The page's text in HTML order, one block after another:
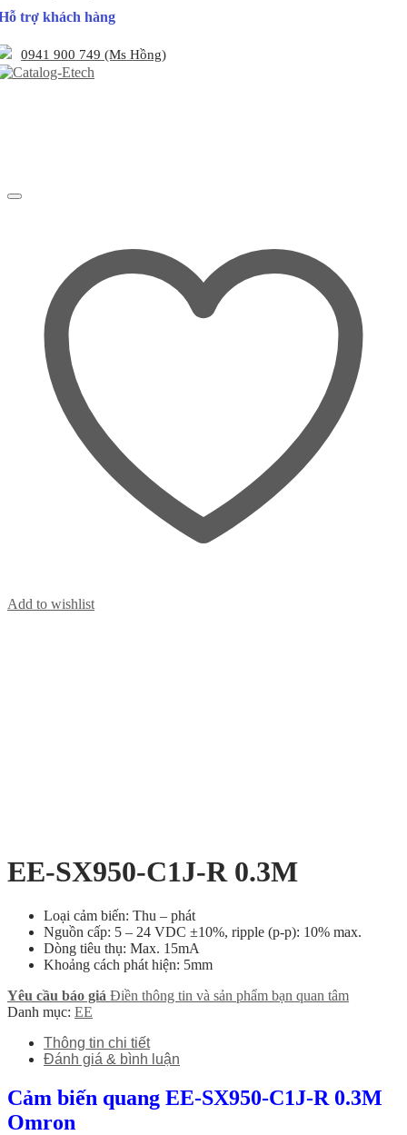
trợ khách hàng
0941 900 749 (Ms Hồng)
Add to wishlist
EE-SX950-C1J-R 0.3M
Loại cảm biến: Thu – phát
Nguồn cấp: 5 – 24 VDC ±10%, ripple (p-p): 10% max.
Dòng tiêu thụ: Max. 15mA
Khoảng cách phát hiện: 5mm
Yêu cầu báo giá Điền thông tin và sản phẩm bạn quan tâm
Danh mục: EE
Thông tin chi tiết
Đánh giá & bình luận
Cảm biến quang EE-SX950-C1J-R 0.3M
Omron